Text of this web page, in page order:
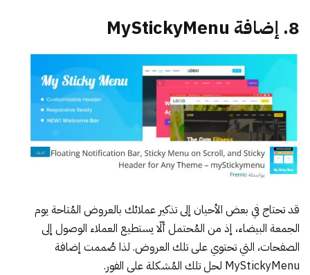
8. إضافة MyStickyMenu
قد تحتاج في بعض الأحيان إلى تذكير عملائك بالعروض المُتاحة يوم
الجمعة البيضاء، إذ من المُحتمل ألّا يستطيع العملاء الوصول إلى
الصفحات، التي تحتوي على تلك العروض. لذا صُممت إضافة
MyStickyMenu لحل تلك المُشكلة على الفور.